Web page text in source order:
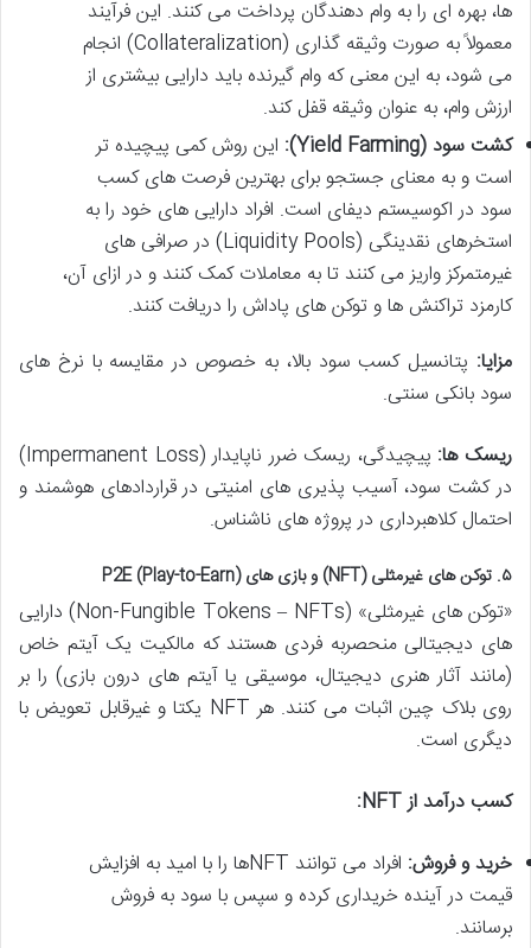
ها، بهره ای را به وام دهندگان پرداخت می کنند. این فرآیند
معمولاً به صورت وثیقه گذاری (Collateralization) انجام
می شود، به این معنی که وام گیرنده باید دارایی بیشتری از
ارزش وام، به عنوان وثیقه قفل کند.
کشت سود (Yield Farming):
این روش کمی پیچیده تر
است و به معنای جستجو برای بهترین فرصت های کسب
سود در اکوسیستم دیفای است. افراد دارایی های خود را به
استخرهای نقدینگی (Liquidity Pools) در صرافی های
غیرمتمرکز واریز می کنند تا به معاملات کمک کنند و در ازای آن،
کارمزد تراکنش ها و توکن های پاداش را دریافت کنند.
مزایا: پتانسیل کسب سود بالا، به خصوص در مقایسه با نرخ های
سود بانکی سنتی.
ریسک ها:
پیچیدگی، ریسک ضرر ناپایدار (Impermanent Loss)
در کشت سود، آسیب پذیری های امنیتی در قراردادهای هوشمند و
احتمال کلاهبرداری در پروژه های ناشناس.
۵. توکن های غیرمثلی (NFT) و بازی های P2E (Play-to-Earn)
«توکن های غیرمثلی» (Non-Fungible Tokens – NFTs) دارایی
های دیجیتالی منحصربه فردی هستند که مالکیت یک آیتم خاص
(مانند آثار هنری دیجیتال، موسیقی یا آیتم های درون بازی) را بر
روی بلاک چین اثبات می کنند. هر NFT یکتا و غیرقابل تعویض با
دیگری است.
کسب درآمد از NFT:
خرید و فروش:
افراد می توانند NFTها را با امید به افزایش
قیمت در آینده خریداری کرده و سپس با سود به فروش
برسانند.